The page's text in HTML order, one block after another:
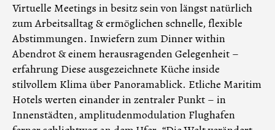
Virtuelle Meetings in besitz sein von längst natürlich
zum Arbeitsalltag & ermöglichen schnelle, flexible
Abstimmungen. Inwiefern zum Dinner within
Abendrot & einem herausragenden Gelegenheit –
erfahrung Diese ausgezeichnete Küche inside
stilvollem Klima über Panoramablick. Etliche Maritim
Hotels werten einander in zentraler Punkt – in
Innenstädten, amplitudenmodulation Flughafen